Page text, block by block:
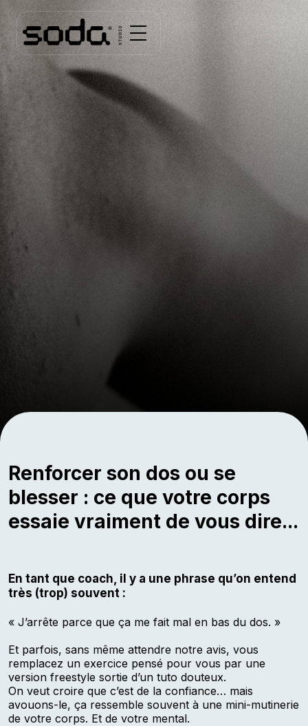
A partir de20 €
TA PREMIÈRE SÉANCE À -50%
SODA STUDIO
Renforcer son dos ou se
blesser : ce que votre corps
essaie vraiment de vous dire...
En tant que coach, il y a une phrase qu’on entend
très (trop) souvent :
« J’arrête parce que ça me fait mal en bas du dos. »
Et parfois, sans même attendre notre avis, vous
remplacez un exercice pensé pour vous par une
version freestyle sortie d’un tuto douteux.
On veut croire que c’est de la confiance… mais
avouons-le, ça ressemble souvent à une mini-mutinerie
de votre corps. Et de votre mental.